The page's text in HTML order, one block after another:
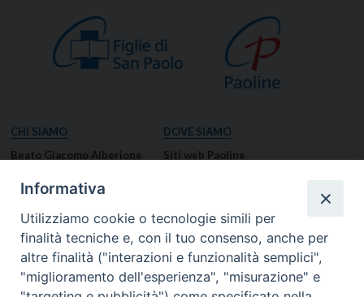
CHI SIAMO
Beato Giacomo Alberione
Missione Paolina
Luoghi delle Origini
Governo Generale
DOVE SIAMO
Siti web Paoline
Notizie dal governo generale
Notizie in breve
RISORSE
Informativa
Utilizziamo cookie o tecnologie simili per
finalità tecniche e, con il tuo consenso, anche per
altre finalità ("interazioni e funzionalità semplici",
"miglioramento dell'esperienza", "misurazione" e